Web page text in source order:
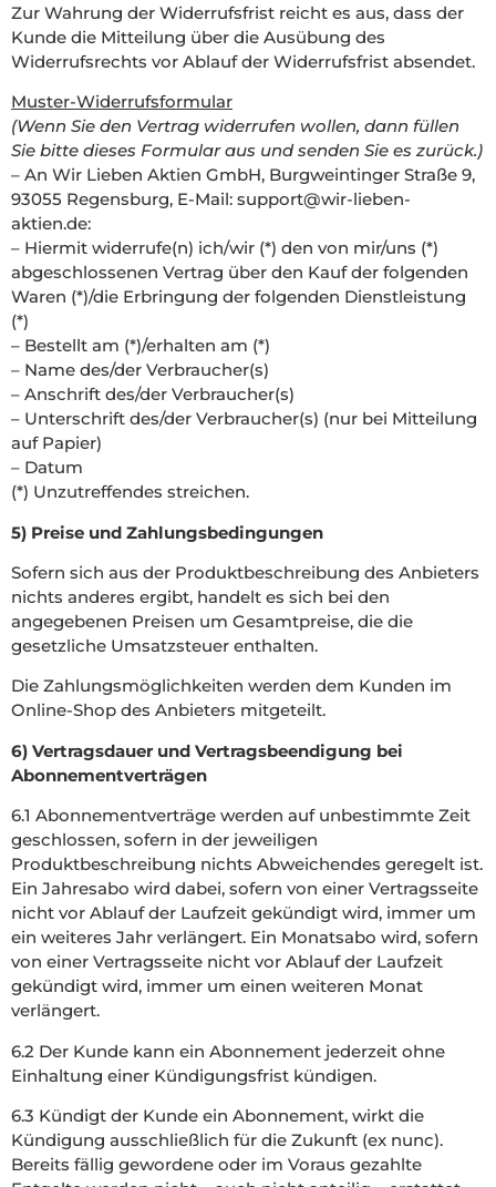
Zur Wahrung der Widerrufsfrist reicht es aus, dass der
Kunde die Mitteilung über die Ausübung des
Widerrufsrechts vor Ablauf der Widerrufsfrist absendet.
Muster-Widerrufsformular
(Wenn Sie den Vertrag widerrufen wollen, dann füllen
Sie bitte dieses Formular aus und senden Sie es zurück.)
– An Wir Lieben Aktien GmbH, Burgweintinger Straße 9,
93055 Regensburg, E-Mail: support@wir-lieben-
aktien.de:
– Hiermit widerrufe(n) ich/wir (*) den von mir/uns (*)
abgeschlossenen Vertrag über den Kauf der folgenden
Waren (*)/die Erbringung der folgenden Dienstleistung
(*)
– Bestellt am (*)/erhalten am (*)
– Name des/der Verbraucher(s)
– Anschrift des/der Verbraucher(s)
– Unterschrift des/der Verbraucher(s) (nur bei Mitteilung
auf Papier)
– Datum
(*) Unzutreffendes streichen.
5) Preise und Zahlungsbedingungen
Sofern sich aus der Produktbeschreibung des Anbieters
nichts anderes ergibt, handelt es sich bei den
angegebenen Preisen um Gesamtpreise, die die
gesetzliche Umsatzsteuer enthalten.
Die Zahlungsmöglichkeiten werden dem Kunden im
Online-Shop des Anbieters mitgeteilt.
6) Vertragsdauer und Vertragsbeendigung bei
Abonnementverträgen
6.1 Abonnementverträge werden auf unbestimmte Zeit
geschlossen, sofern in der jeweiligen
Produktbeschreibung nichts Abweichendes geregelt ist.
Ein Jahresabo wird dabei, sofern von einer Vertragsseite
nicht vor Ablauf der Laufzeit gekündigt wird, immer um
ein weiteres Jahr verlängert. Ein Monatsabo wird, sofern
von einer Vertragsseite nicht vor Ablauf der Laufzeit
gekündigt wird, immer um einen weiteren Monat
verlängert.
6.2 Der Kunde kann ein Abonnement jederzeit ohne
Einhaltung einer Kündigungsfrist kündigen.
6.3 Kündigt der Kunde ein Abonnement, wirkt die
Kündigung ausschließlich für die Zukunft (ex nunc).
Bereits fällig gewordene oder im Voraus gezahlte